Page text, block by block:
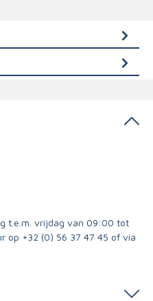
t.e.m. vrijdag van 09:00 tot
op +32 (0) 56 37 47 45 of via